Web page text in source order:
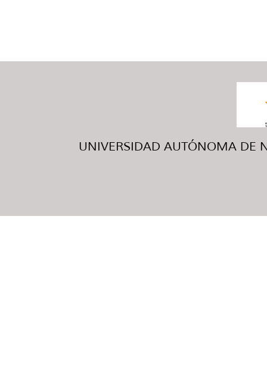
UNIVERSIDAD AUTÓNOMA DE